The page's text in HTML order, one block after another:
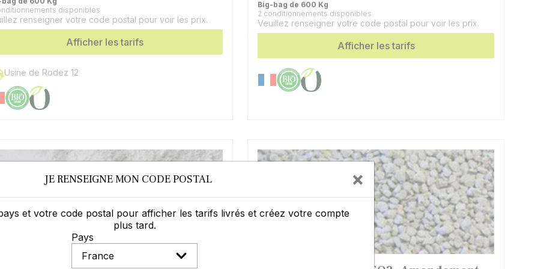
105
disponibles
renseigner votre code postal pour voir les prix.
Afficher les tarifs
Usine de Rodez 12
Conditionnement Big-bag de 600 Kg | 1000 Kg
Big-bag de 600 Kg
2 conditionnements disponibles
Veuillez renseigner votre code postal pour voir les prix.
Afficher les tarifs
JE RENSEIGNE MON CODE POSTAL ×
et votre code postal pour afficher les tarifs livrés et créez votre compte
plus tard.
Pays